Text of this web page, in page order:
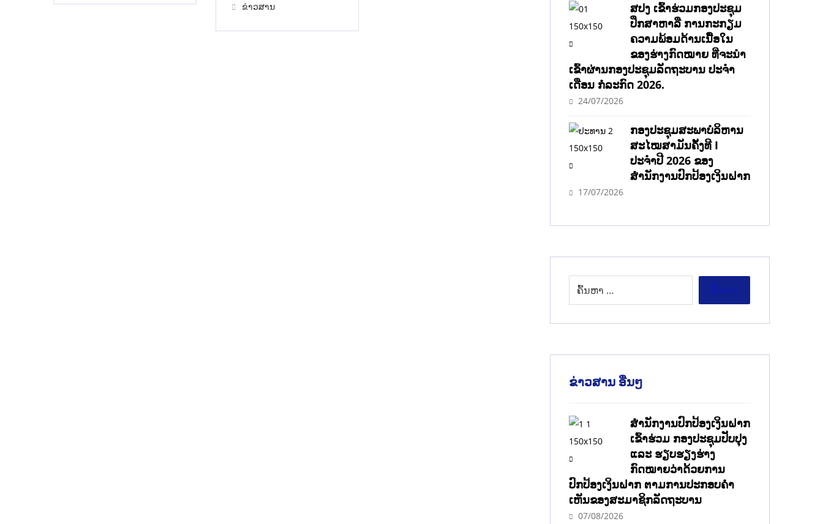
ຂ່າວສານ
ສປງ ເຂົ້າຮ່ວມກອງປະຊຸມ
ປຶກສາຫາລື ການກະກຽມ
ຄວາມພ້ອມດ້ານເນື້ອໃນ
ຂອງຮ່າງກົດໝາຍ ທີ່ຈະນໍາ
ເຂົ້າຜ່ານກອງປະຊຸມລັດຖະບານ ປະຈໍາ
ເດືອນ ກໍລະກົດ 2026.
24/07/2026
ກອງປະຊຸມສະພາບໍລິຫານ
ສະໄໝສາມັນຄັ້ງທີ I
ປະຈຳປີ 2026 ຂອງ
ສຳນັກງານປົກປ້ອງເງິນຝາກ
17/07/2026
ຂ່າວສານ ອື່ນໆ
ສໍານັກງານປົກປ້ອງເງິນຝາກ
ເຂົ້າຮ່ວມ ກອງປະຊຸມປັບປຸງ
ແລະ ຮຽບຮຽງຮ່າງ
ກົດໝາຍວ່າດ້ວຍການ
ປົກປ້ອງເງິນຝາກ ຕາມການປະກອບຄຳ
ເຫັນຂອງສະມາຊິກລັດຖະບານ
07/08/2026